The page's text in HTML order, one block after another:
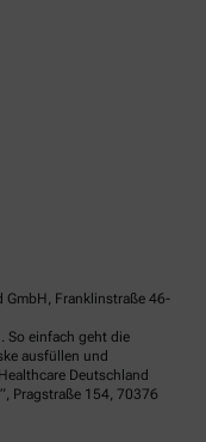
GmbH, Franklinstraße 46-
So einfach geht die
ausfüllen und
Deutschland
Pragstraße 154, 70376